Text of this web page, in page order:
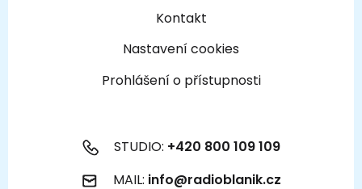
Kontakt
Nastavení cookies
Prohlášení o přístupnosti
STUDIO: +420 800 109 109
MAIL: info@radioblanik.cz